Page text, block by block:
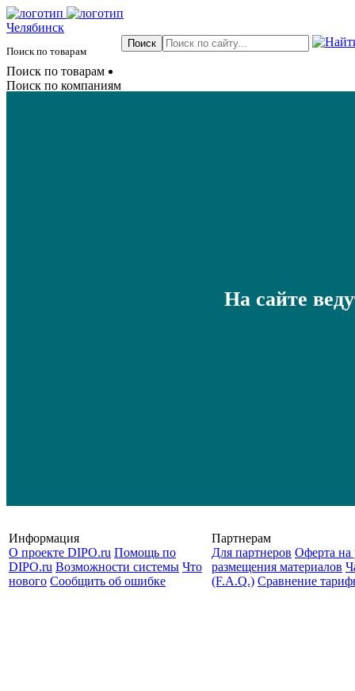
Челябинск
Поиск по товарам
Поиск по товарам
Поиск по компаниям
На сайте
Информация
О проекте DIPO.ru Помощь по
DIPO.ru Возможности системы Что
нового Сообщить об ошибке
Партнерам
Для партнеров Оферта на
размещения материалов
(F.A.Q.) Cравнение